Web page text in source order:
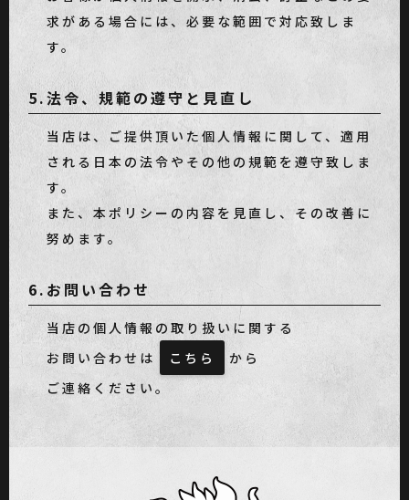
求がある場合には、必要な範囲で対応致しま
す。
5.法令、規範の遵守と見直し
当店は、ご提供頂いた個人情報に関して、適用
される日本の法令やその他の規範を遵守致しま
す。
また、本ポリシーの内容を見直し、その改善に
努めます。
6.お問い合わせ
当店の個人情報の取り扱いに関する
お問い合わせは
こちら
から
ご連絡ください。